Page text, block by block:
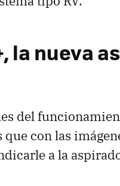
la nueva
del
con las
a la